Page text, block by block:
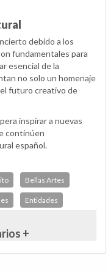
debido a los
fundamentales para
esencial de la
no solo un homenaje
futuro creativo de
inspirar a nuevas
continúen
español.
Bellas Artes
Entidades
+